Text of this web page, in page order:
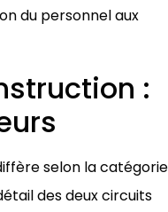
du personnel aux
:
selon la catégorie
des deux circuits